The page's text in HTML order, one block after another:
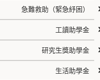
急難救助（緊急紓困）
工讀助學金
研究生獎助學金
生活助學金